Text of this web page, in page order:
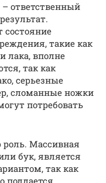
ответственный
состояние
такие как
лака, вполне
так как
серьезные
сломанные ножки
потребовать
Массивная
бук, является
так как
поддается